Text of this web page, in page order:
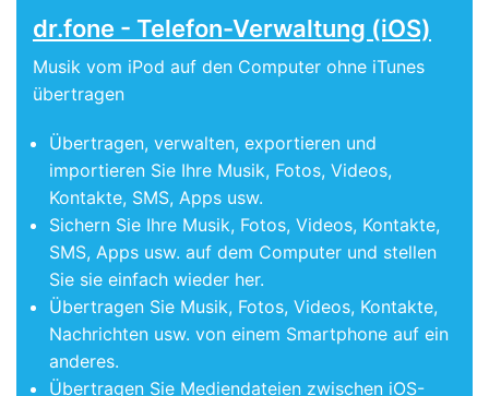
dr.fone - Telefon-Verwaltung (iOS)
Musik vom iPod auf den Computer ohne iTunes
übertragen
Übertragen, verwalten, exportieren und
importieren Sie Ihre Musik, Fotos, Videos,
Kontakte, SMS, Apps usw.
Sichern Sie Ihre Musik, Fotos, Videos, Kontakte,
SMS, Apps usw. auf dem Computer und stellen
Sie sie einfach wieder her.
Übertragen Sie Musik, Fotos, Videos, Kontakte,
Nachrichten usw. von einem Smartphone auf ein
anderes.
Übertragen Sie Mediendateien zwischen iOS-